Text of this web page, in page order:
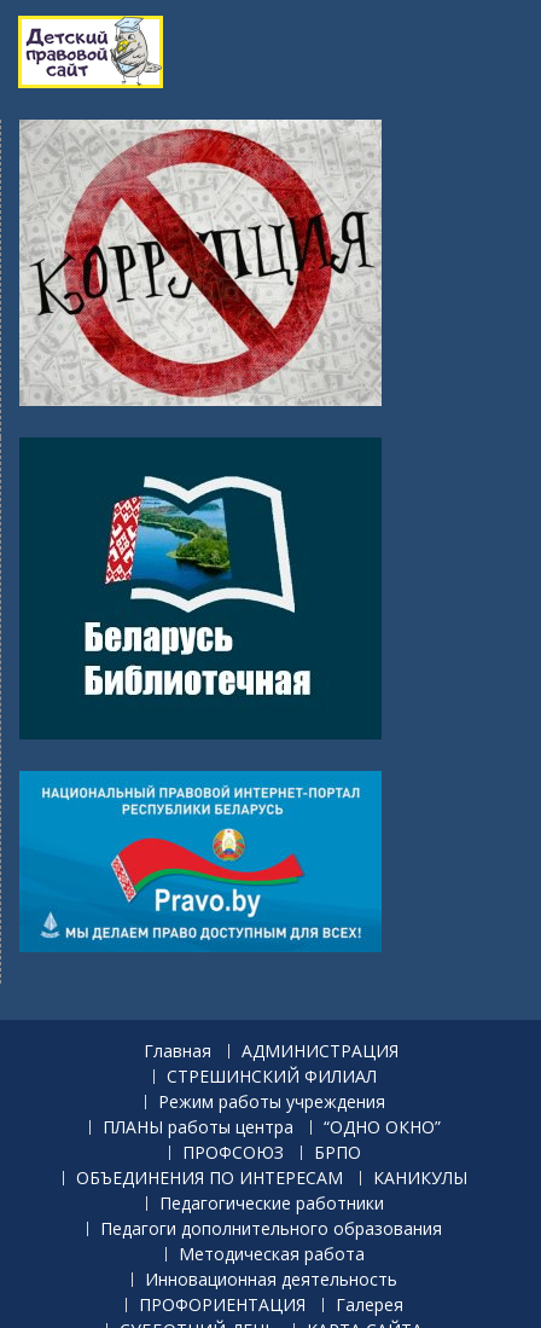
Главная
АДМИНИСТРАЦИЯ
СТРЕШИНСКИЙ ФИЛИАЛ
Режим работы учреждения
ПЛАНЫ работы центра
“ОДНО ОКНО”
ПРОФСОЮЗ
БРПО
ОБЪЕДИНЕНИЯ ПО ИНТЕРЕСАМ
КАНИКУЛЫ
Педагогические работники
Педагоги дополнительного образования
Методическая работа
Инновационная деятельность
ПРОФОРИЕНТАЦИЯ
Галерея